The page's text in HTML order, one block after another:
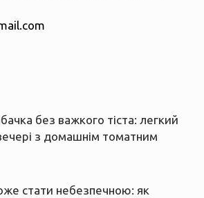
без важкого тіста: легкий
з домашнім томатним
стати небезпечною: як